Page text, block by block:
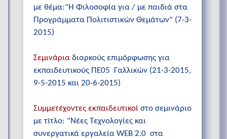
με θέμα:"Η Φιλοσοφία για / με παιδιά στα
Προγράμματα Πολιτιστικών Θεμάτων" (7-3-
2015)
Σεμινάρια διαρκούς επιμόρφωσης για
εκπαιδευτικούς ΠΕ05 Γαλλικών (21-3-2015,
9-5-2015 και 20-6-2015)
Συμμετέχοντες εκπαιδευτικοί στο σεμινάριο
με τίτλο: "Νέες Τεχνολογίες και
συνεργατικά εργαλεία WEB 2.0 στα